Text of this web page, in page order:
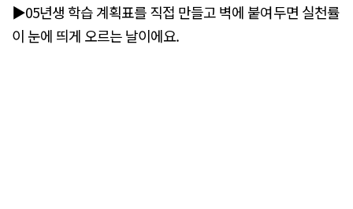
▶05년생 학습 계획표를 직접 만들고 벽에 붙여두면 실천률
이 눈에 띄게 오르는 날이에요.